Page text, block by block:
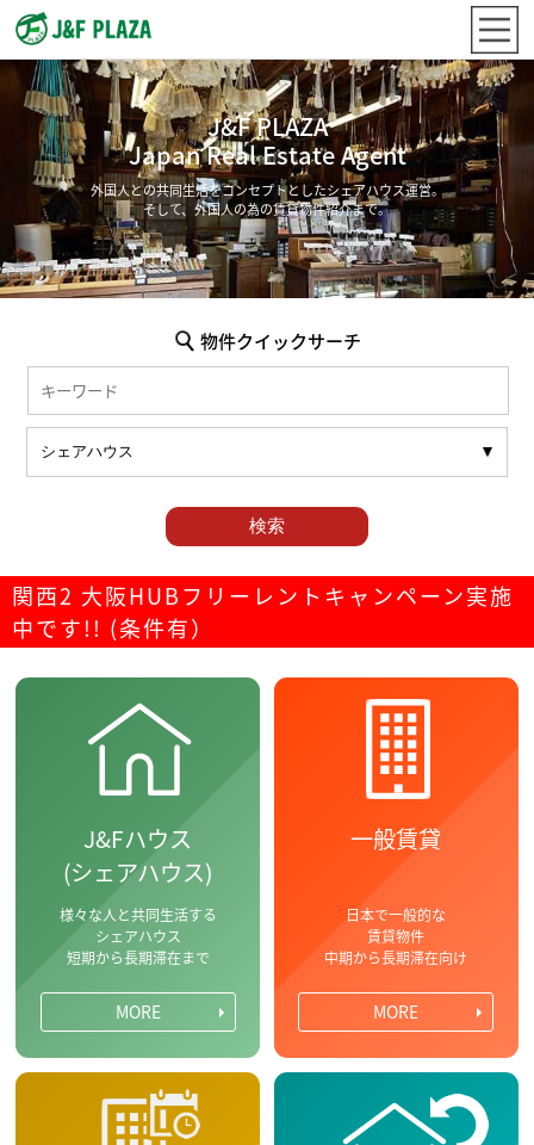
J&F PLAZA
Japan Real Estate Agent
外国人との共同生活をコンセプトとしたシェアハウス運営。
そして、外国人の為の賃貸物件紹介まで。
物件クイックサーチ
検索
関西2 大阪HUBフリーレントキャンペーン実施
中です!! (条件有）
J&Fハウス
(シェアハウス)
様々な人と共同生活する
シェアハウス
短期から長期滞在まで
MORE
一般賃貸
日本で一般的な
賃貸物件
中期から長期滞在向け
MORE